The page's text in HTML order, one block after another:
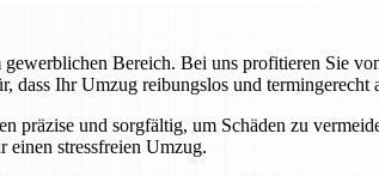
Bereich. Bei uns profitieren Sie
dass Ihr Umzug reibungslos und termingerecht
präzise und sorgfältig, um Schäden zu
einen stressfreien Umzug.